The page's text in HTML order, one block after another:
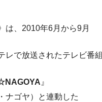
は、2010年6月から9月
レで放送されたテレビ番組
』
ナゴヤ）と連動した